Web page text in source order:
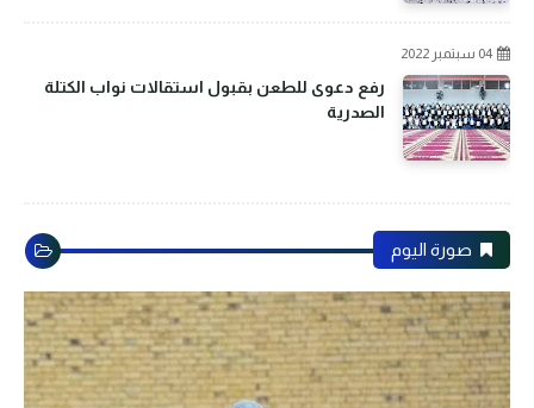
04 سبتمبر 2022
رفع دعوى للطعن بقبول استقالات نواب الكتلة
الصدرية
صورة اليوم